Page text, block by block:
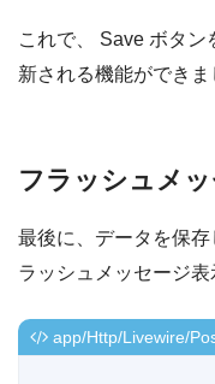
これで、 Save ボタン
新される機能ができま
フラッシュメ
最後に、データを保
ラッシュメッセージ表
app/Http/Livewire/